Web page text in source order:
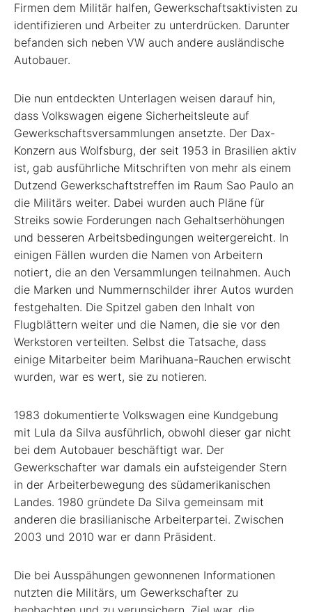
Firmen dem Militär halfen, Gewerkschaftsaktivisten zu
identifizieren und Arbeiter zu unterdrücken. Darunter
befanden sich neben VW auch andere ausländische
Autobauer.
Die nun entdeckten Unterlagen weisen darauf hin,
dass Volkswagen eigene Sicherheitsleute auf
Gewerkschaftsversammlungen ansetzte. Der Dax-
Konzern aus Wolfsburg, der seit 1953 in Brasilien aktiv
ist, gab ausführliche Mitschriften von mehr als einem
Dutzend Gewerkschaftstreffen im Raum Sao Paulo an
die Militärs weiter. Dabei wurden auch Pläne für
Streiks sowie Forderungen nach Gehaltserhöhungen
und besseren Arbeitsbedingungen weitergereicht. In
einigen Fällen wurden die Namen von Arbeitern
notiert, die an den Versammlungen teilnahmen. Auch
die Marken und Nummernschilder ihrer Autos wurden
festgehalten. Die Spitzel gaben den Inhalt von
Flugblättern weiter und die Namen, die sie vor den
Werkstoren verteilten. Selbst die Tatsache, dass
einige Mitarbeiter beim Marihuana-Rauchen erwischt
wurden, war es wert, sie zu notieren.
1983 dokumentierte Volkswagen eine Kundgebung
mit Lula da Silva ausführlich, obwohl dieser gar nicht
bei dem Autobauer beschäftigt war. Der
Gewerkschafter war damals ein aufsteigender Stern
in der Arbeiterbewegung des südamerikanischen
Landes. 1980 gründete Da Silva gemeinsam mit
anderen die brasilianische Arbeiterpartei. Zwischen
2003 und 2010 war er dann Präsident.
Die bei Ausspähungen gewonnenen Informationen
nutzten die Militärs, um Gewerkschafter zu